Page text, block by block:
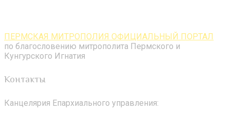
ПЕРМСКАЯ МИТРОПОЛИЯ ОФИЦИАЛЬНЫЙ ПОРТАЛ
по благословению митрополита Пермского и
Кунгурского Игнатия
Контакты
Канцелярия Епархиального управления: